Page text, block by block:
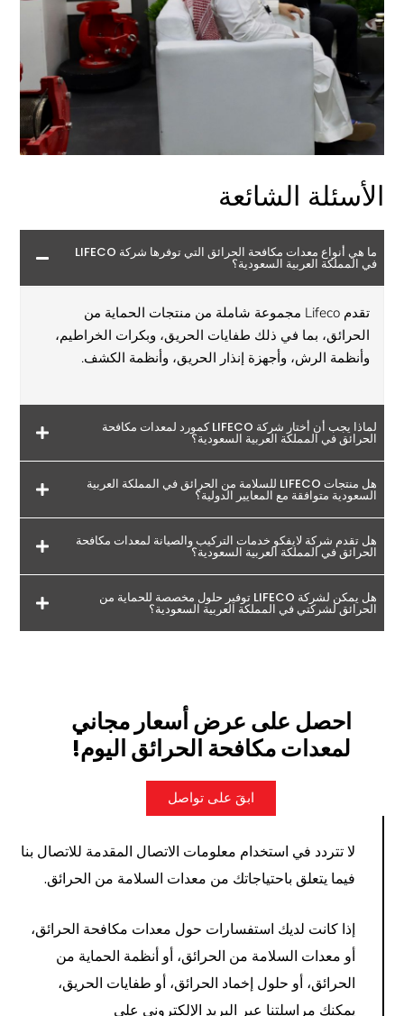
الأسئلة الشائعة
ما هي أنواع معدات مكافحة الحرائق التي توفرها شركة LIFECO
في المملكة العربية السعودية؟
تقدم Lifeco مجموعة شاملة من منتجات الحماية من
الحرائق، بما في ذلك طفايات الحريق، وبكرات الخراطيم،
وأنظمة الرش، وأجهزة إنذار الحريق، وأنظمة الكشف.
لماذا يجب أن أختار شركة LIFECO كمورد لمعدات مكافحة
الحرائق في المملكة العربية السعودية؟
هل منتجات LIFECO للسلامة من الحرائق في المملكة العربية
السعودية متوافقة مع المعايير الدولية؟
هل تقدم شركة لايفكو خدمات التركيب والصيانة لمعدات مكافحة
الحرائق في المملكة العربية السعودية؟
هل يمكن لشركة LIFECO توفير حلول مخصصة للحماية من
الحرائق لشركتي في المملكة العربية السعودية؟
احصل على عرض أسعار مجاني
لمعدات مكافحة الحرائق اليوم!
ابقَ على تواصل
لا تتردد في استخدام معلومات الاتصال المقدمة للاتصال بنا
فيما يتعلق باحتياجاتك من معدات السلامة من الحرائق.
إذا كانت لديك استفسارات حول معدات مكافحة الحرائق،
أو معدات السلامة من الحرائق، أو أنظمة الحماية من
الحرائق، أو حلول إخماد الحرائق، أو طفايات الحريق،
يمكنك مراسلتنا عبر البريد الإلكتروني على